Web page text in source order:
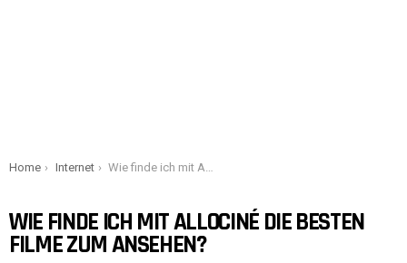
You are here:
Home Internet Wie finde ich mit Allociné die besten Filme zum Ansehen?
WIE FINDE ICH MIT ALLOCINÉ DIE BESTEN
FILME ZUM ANSEHEN?